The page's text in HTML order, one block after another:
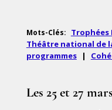
Mots-Clés: Trophées
Théâtre national de
programmes
|
Les 25 et 27